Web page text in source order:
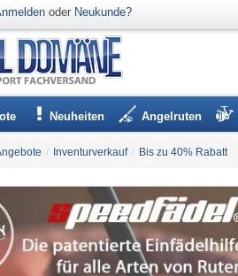
oder Neukunde?
Neuheiten Angelruten
/ Inventurverkauf / Bis zu 40% Rabatt